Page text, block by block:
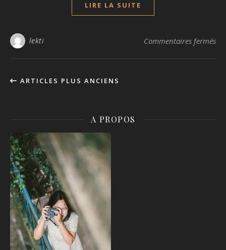
LIRE LA SUITE
lekti Commentaires fermés
ARTICLES PLUS ANCIENS
A PROPOS